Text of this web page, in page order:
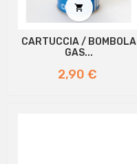

CARTUCCIA / BOMBOLA
GAS...
Prezzo
2,90 €